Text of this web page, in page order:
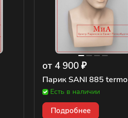
от 4 900 ₽
Парик SANI 885 termo
Есть в наличии
Подробнее